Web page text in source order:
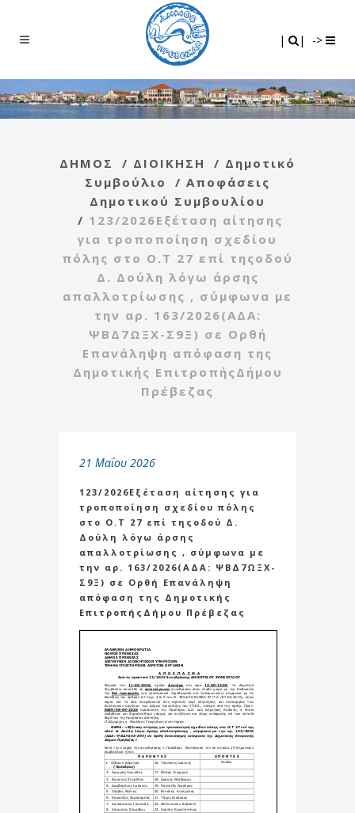
| | ->
ΔΗΜΟΣ / ΔΙΟΙΚΗΣΗ / Δημοτικό
Συμβούλιο
/ Αποφάσεις
Δημοτικού Συμβουλίου
/ 123/2026Εξέταση αίτησης
για τροποποίηση σχεδίου
πόλης στο Ο.Τ 27 επί τηςοδού
Δ. Δούλη λόγω άρσης
απαλλοτρίωσης , σύμφωνα με
την αρ. 163/2026(ΑΔΑ:
ΨΒΔ7ΩΞΧ-Σ9Ξ) σε Ορθή
Επανάληψη απόφαση της
Δημοτικής ΕπιτροπήςΔήμου
Πρέβεζας
21 Μαΐου 2026
123/2026Εξέταση αίτησης για
τροποποίηση σχεδίου πόλης
στο Ο.Τ 27 επί τηςοδού Δ.
Δούλη λόγω άρσης
απαλλοτρίωσης , σύμφωνα με
την αρ. 163/2026(ΑΔΑ: ΨΒΔ7ΩΞΧ-
Σ9Ξ) σε Ορθή Επανάληψη
απόφαση της Δημοτικής
ΕπιτροπήςΔήμου Πρέβεζας